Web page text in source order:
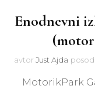
Enodnevni
avtor Just Ajda
MotorikPark